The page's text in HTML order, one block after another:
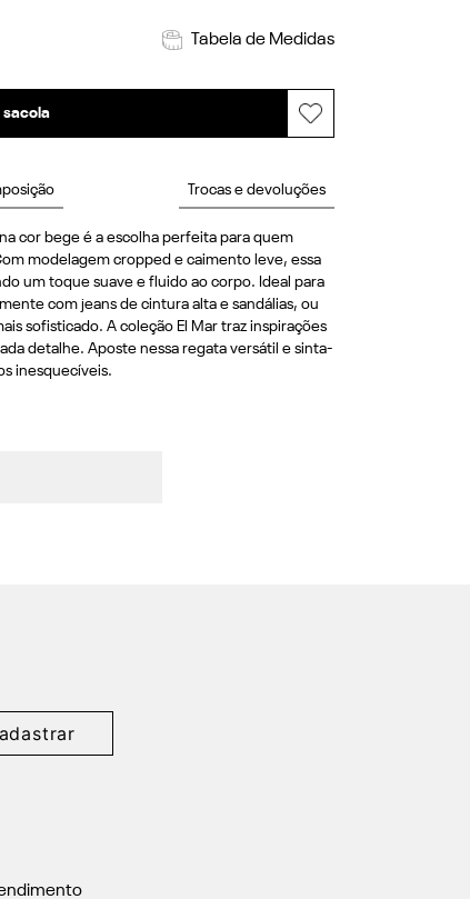
Tabela de Medidas
sacola
Trocas e devoluções
cor bege é a escolha perfeita para quem
modelagem cropped e caimento leve, essa
um toque suave e fluido ao corpo. Ideal para
com jeans de cintura alta e sandálias, ou
sofisticado. A coleção El Mar traz inspirações
detalhe. Aposte nessa regata versátil e sinta-
inesquecíveis.